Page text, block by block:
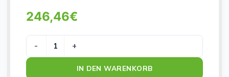
246,46€
BIATAIN ALG AG KOM10X10 SI Menge
IN DEN WARENKORB